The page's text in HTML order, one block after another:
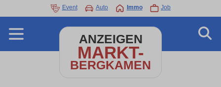
Event Auto Immo Job
ANZEIGEN
MARKT-
BERGKAMEN